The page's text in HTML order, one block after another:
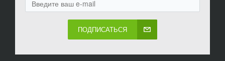
ПОДПИСАТЬСЯ